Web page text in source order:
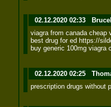
02.12.2020 02:33
viagra from canada cheap
best drug for ed https://
buy generic 100mg viagra
02.12.2020 02:25
prescription drugs without